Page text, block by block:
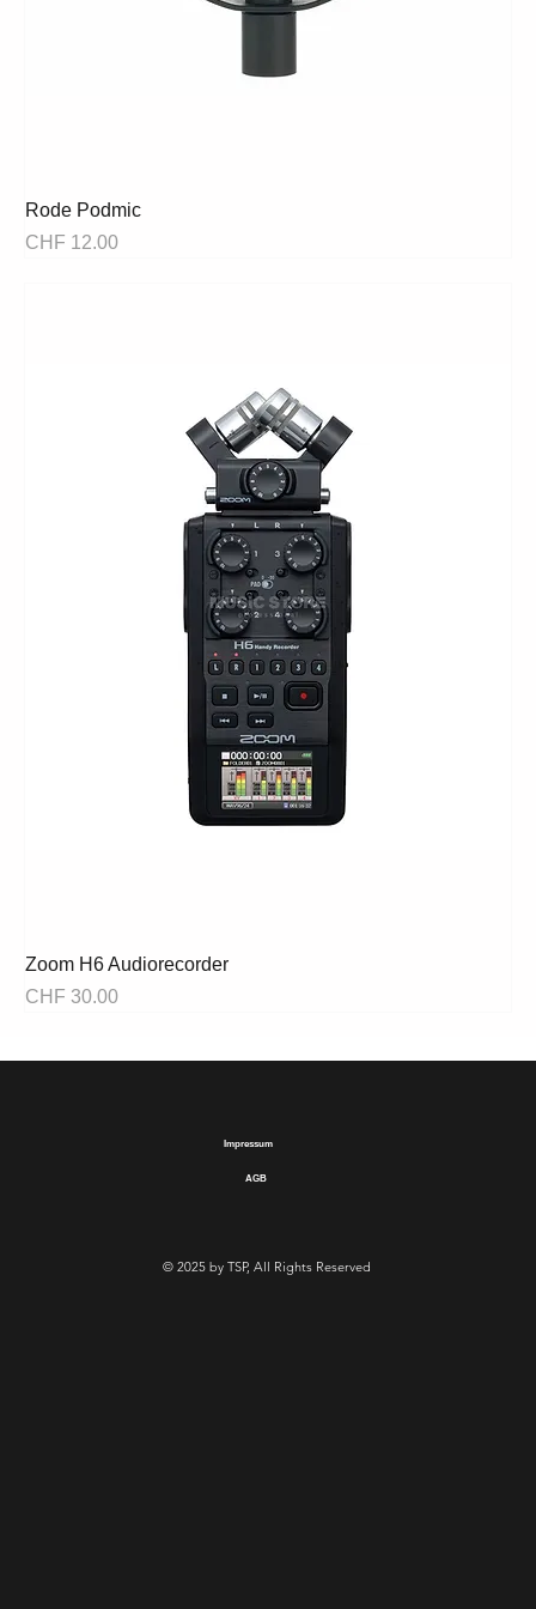
Rode Podmic
Preis
CHF 12.00
Zoom H6 Audiorecorder
Preis
CHF 30.00
© 2025 by TSP, All Rights Reserved
Impressum
AGB